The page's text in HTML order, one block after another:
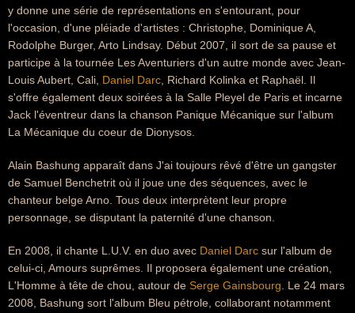
y donne une série de représentations en s'entourant, pour
l'occasion, d'une pléiade d'artistes : Christophe, Dominique A,
Rodolphe Burger, Arto Lindsay. Début 2007, il sort de sa pause et
participe à la tournée Les Aventuriers d'un autre monde avec Jean-
Louis Aubert, Cali, Daniel Darc , Richard Kolinka et Raphaël. Il
s'offre également deux soirées à la Salle Pleyel de Paris et incarne
Jack l'éventreur dans la chanson Panique Mécanique sur l'album
La Mécanique du coeur de Dionysos.
Alain Bashung apparaît dans J'ai toujours rêvé d'être un gangster
de Samuel Benchetrit où il joue une des séquences, avec le
chanteur belge Arno. Tous deux interprètent leur propre
personnage, se disputant la paternité d'une chanson.
En 2008, il chante L.U.V. en duo avec Daniel Darc sur l'album de
celui-ci, Amours suprêmes. Il proposera également une création,
L'Homme à tête de chou, autour de Serge Gainsbourg . Le 24 mars
2008, Bashung sort l'album Bleu pétrole, collaborant notamment